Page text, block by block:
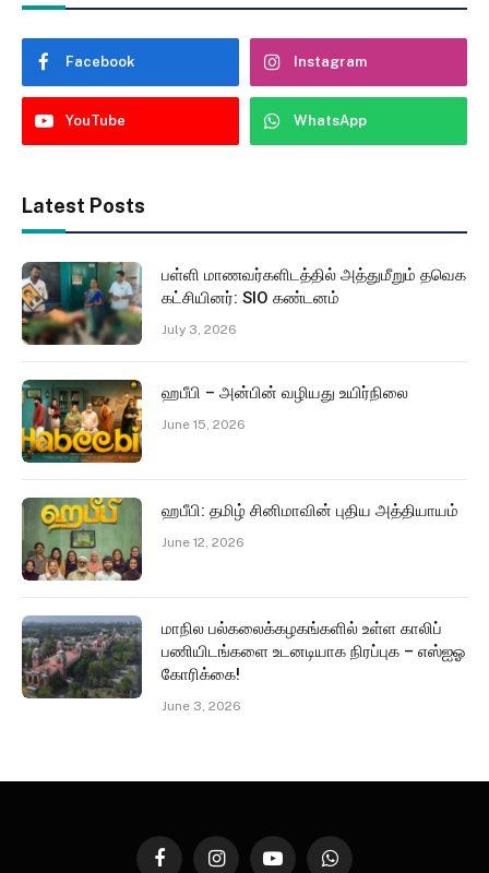
Facebook Instagram
YouTube WhatsApp
Latest Posts
பள்ளி மாணவர்களிடத்தில் அத்துமீறும் தவெக
கட்சியினர்: SIO கண்டனம்
July 3, 2026
ஹபீபி – அன்பின் வழியது உயிர்நிலை
June 15, 2026
ஹபீபி: தமிழ் சினிமாவின் புதிய அத்தியாயம்
June 12, 2026
மாநில பல்கலைக்கழகங்களில் உள்ள காலிப்
பணியிடங்களை உடனடியாக நிரப்புக – எஸ்ஐஓ
கோரிக்கை!
June 3, 2026
FacebookInstagramYouTubeWhatsApp